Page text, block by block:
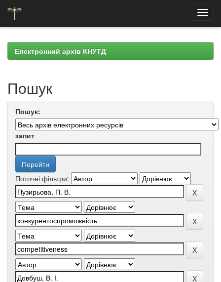
navigationЕлектронний архів КНУТД
Пошук
Пошук:
запит
Поточні фільтри: